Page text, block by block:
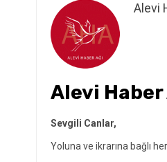
Alevi
Alevi Haber
Sevgili Canlar,
Yoluna ve ikrarına bağlı